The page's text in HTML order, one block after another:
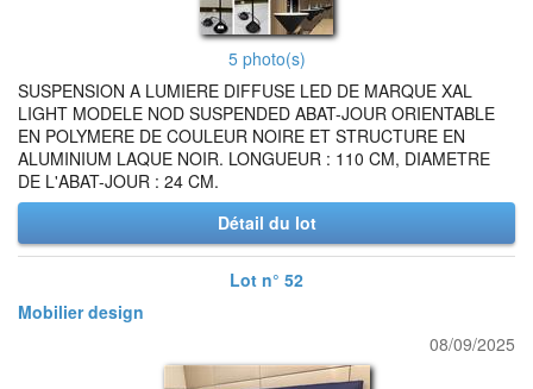
5 photo(s)
SUSPENSION A LUMIERE DIFFUSE LED DE MARQUE XAL
LIGHT MODELE NOD SUSPENDED ABAT-JOUR ORIENTABLE
EN POLYMERE DE COULEUR NOIRE ET STRUCTURE EN
ALUMINIUM LAQUE NOIR. LONGUEUR : 110 CM, DIAMETRE
DE L'ABAT-JOUR : 24 CM.
Détail du lot
Lot n° 52
Mobilier design
08/09/2025